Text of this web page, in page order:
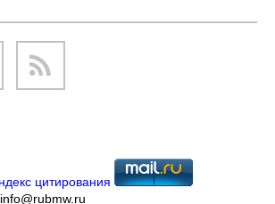
info@rubmw.ru